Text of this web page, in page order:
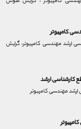
کامپیوتر
ارشد مهندسی کامپیوتر، گرایش
کارشناسی ارشد
مهندسی کامپیوتر